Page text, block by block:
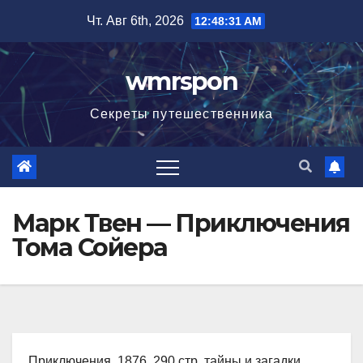
содержимому
Чт. Авг 6th, 2026 12:48:32 AM
wmrspon
Секреты путешественника
Марк Твен — Приключения
Тома Сойера